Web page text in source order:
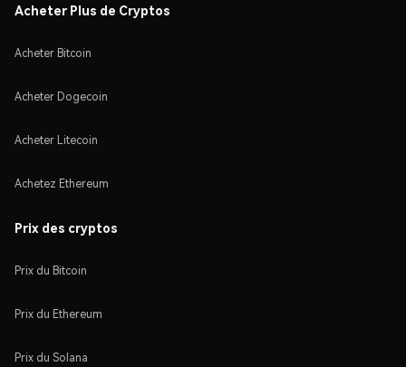
Acheter Plus de Cryptos
Acheter Bitcoin
Acheter Dogecoin
Acheter Litecoin
Achetez Ethereum
Prix des cryptos
Prix du Bitcoin
Prix du Ethereum
Prix du Solana